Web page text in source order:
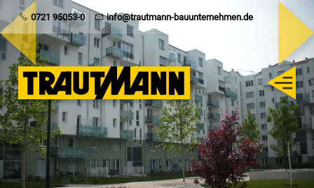
0721 95053-0 info@trautmann-bauunternehmen.de
Trautmann
Rohbau
Schlüsselfertig
Sanierung